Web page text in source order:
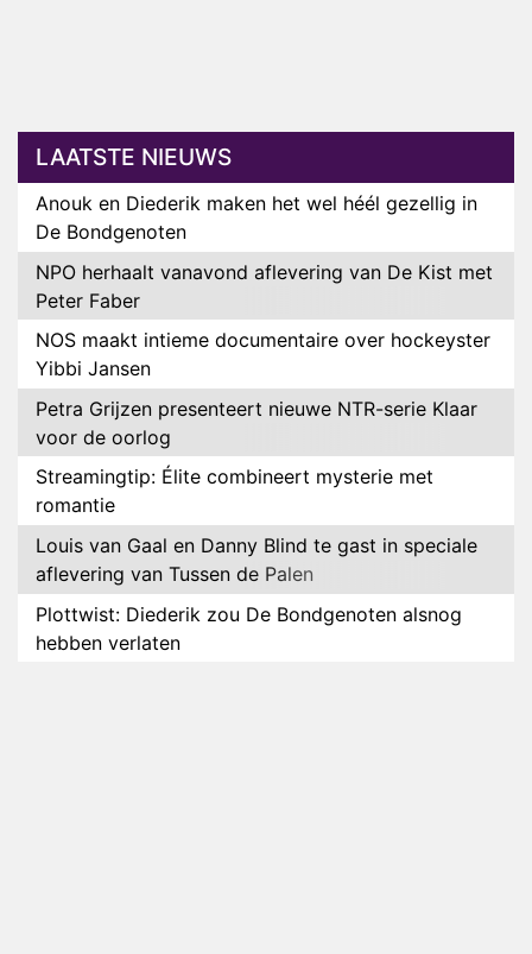
LAATSTE NIEUWS
Anouk en Diederik maken het wel héél gezellig in
De Bondgenoten
NPO herhaalt vanavond aflevering van De Kist met
Peter Faber
NOS maakt intieme documentaire over hockeyster
Yibbi Jansen
Petra Grijzen presenteert nieuwe NTR-serie Klaar
voor de oorlog
Streamingtip: Élite combineert mysterie met
romantie
Louis van Gaal en Danny Blind te gast in speciale
aflevering van Tussen de Palen
Plottwist: Diederik zou De Bondgenoten alsnog
hebben verlaten